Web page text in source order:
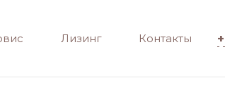
Лизинг Контакты